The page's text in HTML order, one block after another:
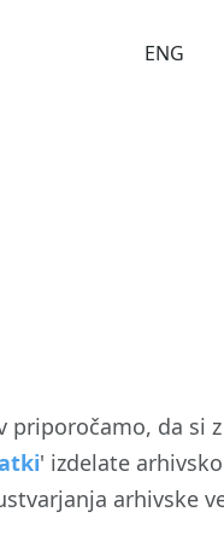
ENG
priporočamo, da si
' izdelate
arhivske